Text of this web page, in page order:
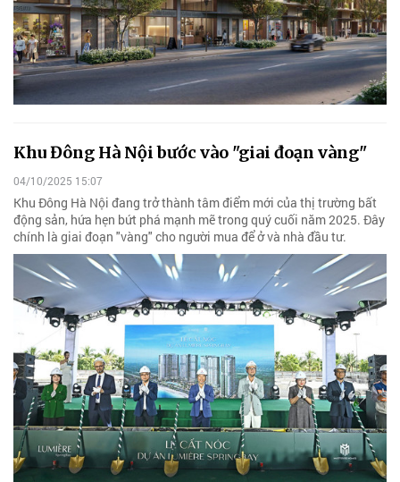
Khu Đông Hà Nội bước vào "giai đoạn vàng"
04/10/2025 15:07
Khu Đông Hà Nội đang trở thành tâm điểm mới của thị trường bất
động sản, hứa hẹn bứt phá mạnh mẽ trong quý cuối năm 2025. Đây
chính là giai đoạn "vàng" cho người mua để ở và nhà đầu tư.